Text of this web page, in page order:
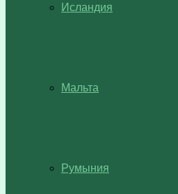
Исландия
Мальта
Румыния